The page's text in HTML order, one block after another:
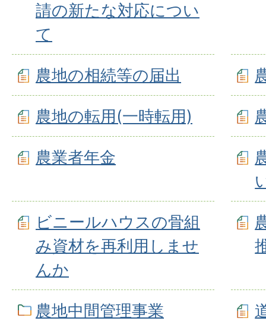
請の新たな対応につい
て
農地の相続等の届出
農地の転用(一時転用)
農業者年金
ビニールハウスの骨組
み資材を再利用しませ
んか
農地中間管理事業